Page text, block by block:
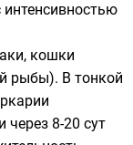
кошки
рыбы). В тонкой
через 8-20 сут